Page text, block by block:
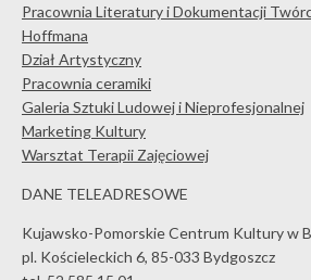
Pracownia Literatury i Dokumentacji
Hoffmana
Dział Artystyczny
Pracownia ceramiki
Galeria Sztuki Ludowej i Nieprofesjonalnej
Marketing Kultury
Warsztat Terapii Zajęciowej
DANE TELEADRESOWE
Kujawsko-Pomorskie Centrum Kultury w
pl. Kościeleckich 6, 85-033 Bydgoszcz